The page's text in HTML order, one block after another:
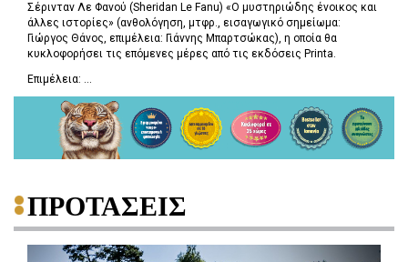
Σέρινταν Λε Φανού (Sheridan Le Fanu) «Ο μυστηριώδης ένοικος και
άλλες ιστορίες» (ανθολόγηση, μτφρ., εισαγωγικό σημείωμα:
Γιώργος Θάνος, επιμέλεια: Γιάννης Μπαρτσώκας), η οποία θα
κυκλοφορήσει τις επόμενες μέρες από τις εκδόσεις Printa.
Επιμέλεια: ...
ΠΡΟΤΑΣΕΙΣ